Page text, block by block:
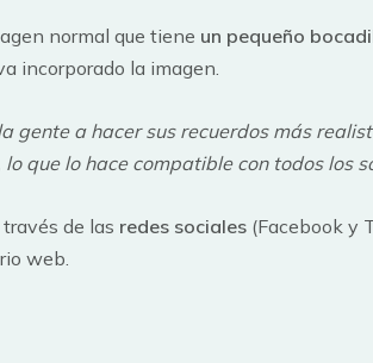
normal que tiene un pequeño
incorporado la imagen.
gente a hacer sus recuerdos más
que lo hace compatible con todos los
través de las redes sociales (Facebook y
web.